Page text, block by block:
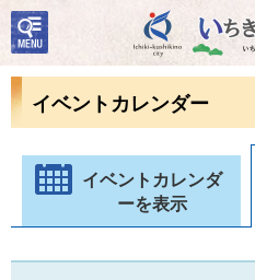
いちき
検
索・
共通
ューイベントカレンダー
イベントカレンダ
ーを表示